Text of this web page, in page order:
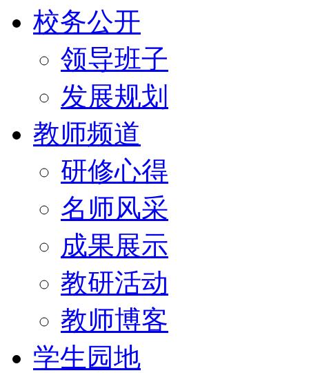
校务公开
领导班子
发展规划
教师频道
研修心得
名师风采
成果展示
教研活动
教师博客
学生园地